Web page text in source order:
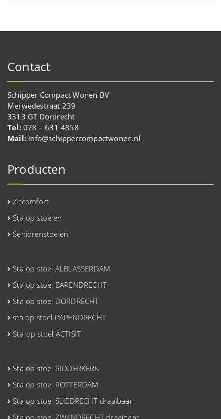
Contact
Schipper Compact Wonen BV
Merwedestraat 239
3313 GT Dordrecht
Tel:078 – 631 4858
Mail: info@schippercompactwonen.nl
Producten
Zitcomfort
Sta op stoelen
Seniorenstoelen
Sta op stoel ALBLASSERDAM
Sta op stoel BARENDRECHT
Sta op stoel DORDRECHT
sta op stoel PAPENDRECHT
Sta-op stoel ACTISIT
Sta op stoel RIDDERKERK
Sta op stoel ROTTERDAM
Sta op stoel SLIEDRECHT draaibaar